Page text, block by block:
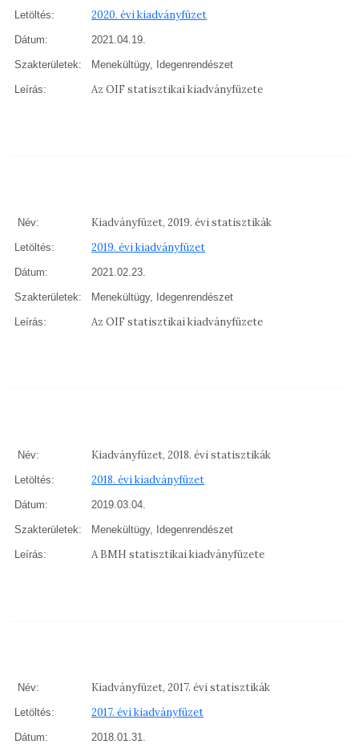
Letöltés: 2020. évi kiadványfüzet
Dátum: 2021.04.19.
Szakterületek: Menekültügy, Idegenrendészet
Leírás: Az OIF statisztikai kiadványfüzete
Név: Kiadványfüzet, 2019. évi statisztikák
Letöltés: 2019. évi kiadványfüzet
Dátum: 2021.02.23.
Szakterületek: Menekültügy, Idegenrendészet
Leírás: Az OIF statisztikai kiadványfüzete
Név: Kiadványfüzet, 2018. évi statisztikák
Letöltés: 2018. évi kiadványfüzet
Dátum: 2019.03.04.
Szakterületek: Menekültügy, Idegenrendészet
Leírás: A BMH statisztikai kiadványfüzete
Név: Kiadványfüzet, 2017. évi statisztikák
Letöltés: 2017. évi kiadványfüzet
Dátum: 2018.01.31.